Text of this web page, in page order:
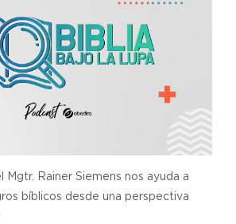
Mgtr. Rainer Siemens nos ayuda a
bíblicos desde una perspectiva